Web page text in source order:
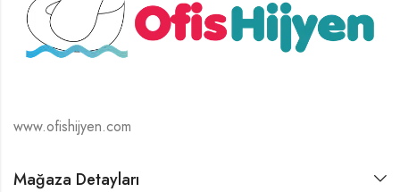
www.ofishijyen.com
Mağaza Detayları